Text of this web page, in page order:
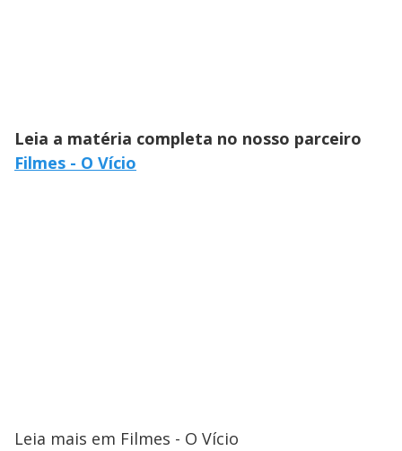
Leia a matéria completa no nosso parceiro
Filmes - O Vício
Leia mais em Filmes - O Vício